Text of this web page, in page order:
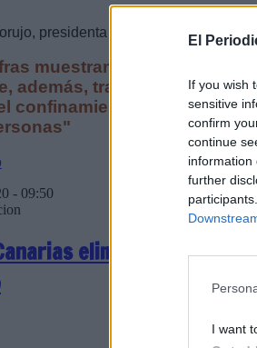
El
If you wish
sensitive
confirm
continue
information
further
I want
presidenta del Cabildo de
muestran la capacidad de
además, trabajan para
confinamiento, el
- 09:50
eliminará el IGIC